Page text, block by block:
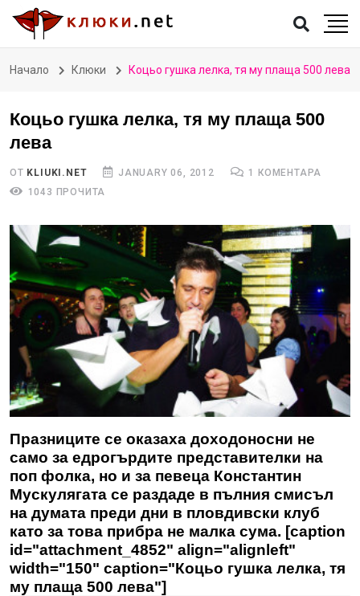
Начало Клюки Коцьо гушка лелка, тя му плаща 500 лева
Коцьо гушка лелка, тя му плаща 500
лева
ОТ KLIUKI.NET JANUARY 06, 2012
1 КОМЕНТАРА
1043 ПРОЧИТА
Празниците се оказаха доходоносни не
само за едрогърдите представителки на
поп фолка, но и за певеца Константин
Мускулягата се раздаде в пълния смисъл
на думата преди дни в пловдивски клуб
като за това прибра не малка сума. [caption
id="attachment_4852" align="alignleft"
width="150" caption="Коцьо гушка лелка, тя
му плаща 500 лева"]